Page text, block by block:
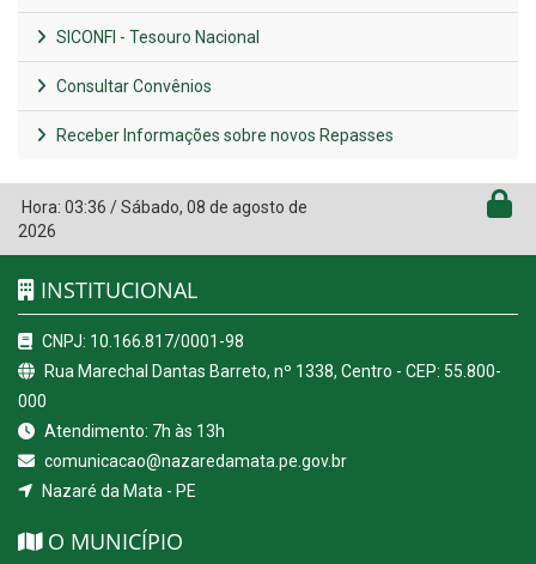
SICONFI - Tesouro Nacional
Consultar Convênios
Receber Informações sobre novos Repasses
Hora: 03:36 /Sábado, 08 de agosto de
2026
INSTITUCIONAL
CNPJ: 10.166.817/0001-98
Rua Marechal Dantas Barreto, nº 1338, Centro - CEP: 55.800-
000
Atendimento: 7h às 13h
comunicacao@nazaredamata.pe.gov.br
Nazaré da Mata - PE
O MUNICÍPIO